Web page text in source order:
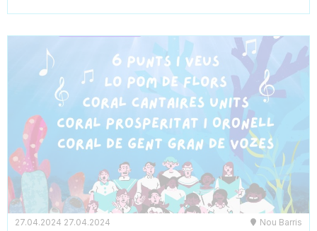
27.04.2024 27.04.2024 Nou Barris